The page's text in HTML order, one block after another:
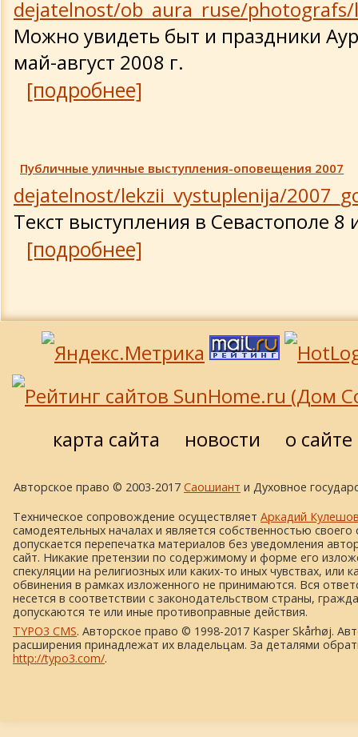
dejatelnost/ob_aura_ruse/
Можно увидеть быт и праздники
май-август 2008 г.
[подробнее]
Публичные уличные выступления-оповещения 2007
dejatelnost/lekzii_vystuplenija/
Текст выступления в Севастополе 8
[подробнее]
карта сайта новости о сайте
Авторское право © 2003-2017 Саошиант и Духовное
Техническое сопровождение осуществляет Аркадий
самодеятельных началах и является собственностью своего
допускается перепечатка материалов без уведомления
сайт. Никакие претензии по содержимому и форме его
спекуляции на религиозных или каких-то иных чувствах, или
обвинения в рамках изложенного не принимаются. Вся
несется в соответствии с законодательством страны,
допускаются те или иные противоправные действия.
TYPO3 CMS. Авторское право © 1998-2017 Kasper Skårhøj.
расширения принадлежат их владельцам. За деталями
http://typo3.com/.